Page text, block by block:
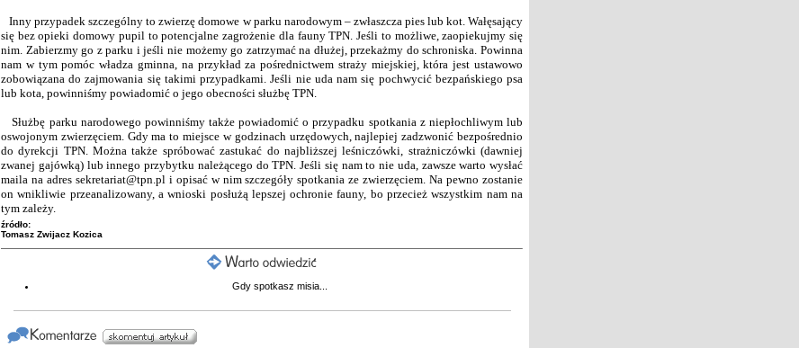
Inny przypadek szczególny to zwierzę domowe w parku narodowym – zwłaszcza pies lub kot. Wałęsający
się bez opieki domowy pupil to potencjalne zagrożenie dla fauny TPN. Jeśli to możliwe, zaopiekujmy się
nim. Zabierzmy go z parku i jeśli nie możemy go zatrzymać na dłużej, przekażmy do schroniska. Powinna
nam w tym pomóc władza gminna, na przykład za pośrednictwem straży miejskiej, która jest ustawowo
zobowiązana do zajmowania się takimi przypadkami. Jeśli nie uda nam się pochwycić bezpańskiego psa
lub kota, powinniśmy powiadomić o jego obecności służbę TPN.
Służbę parku narodowego powinniśmy także powiadomić o przypadku spotkania z niepłochliwym lub
oswojonym zwierzęciem. Gdy ma to miejsce w godzinach urzędowych, najlepiej zadzwonić bezpośrednio
do dyrekcji TPN. Można także spróbować zastukać do najbliższej leśniczówki, strażniczówki (dawniej
zwanej gajówką) lub innego przybytku należącego do TPN. Jeśli się nam to nie uda, zawsze warto wysłać
maila na adres sekretariat@tpn.pl i opisać w nim szczegóły spotkania ze zwierzęciem. Na pewno zostanie
on wnikliwie przeanalizowany, a wnioski posłużą lepszej ochronie fauny, bo przecież wszystkim nam na
tym zależy.
źródło:
Tomasz Zwijacz Kozica
Gdy spotkasz misia...